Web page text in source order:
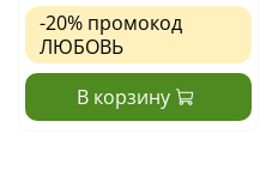
-20% промокод
ЛЮБОВЬ
В корзину